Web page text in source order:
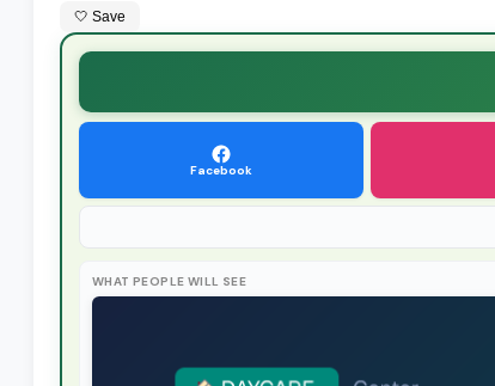
🤍 Save
Facebook
WHAT PEOPLE WILL SEE